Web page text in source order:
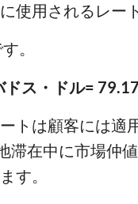
使用されるレー
。
ス・ドル=
トは顧客には
滞在中に市場仲
す。